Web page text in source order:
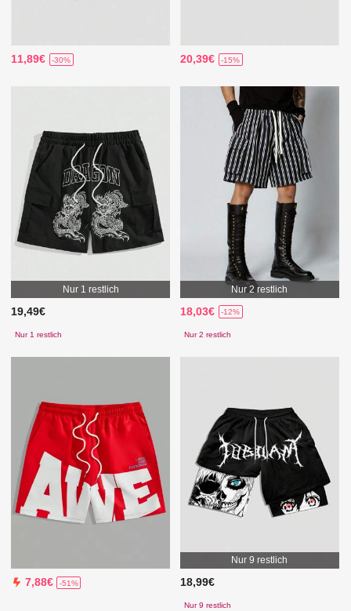
11,89€ -30% 20,39€ -15%
Nur 1 restlich
19,49€
Nur 1 restlich
Nur 2 restlich
18,03€ -12%
Nur 2 restlich
7,88€ -51%
Nur 9 restlich
18,99€
Nur 9 restlich